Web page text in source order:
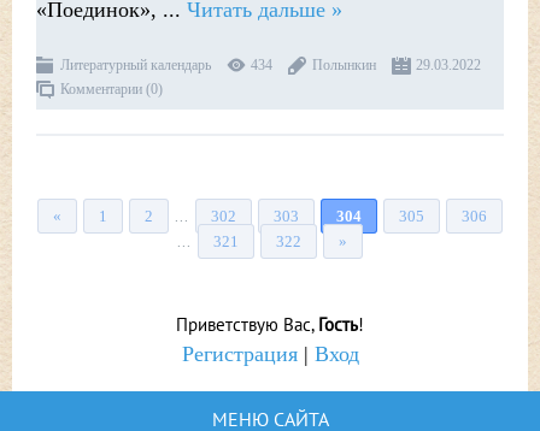
«Поединок», ... Читать дальше »
Литературный календарь 434 Полынкин
29.03.2022
Комментарии (0)
« 1 2 302 303 304 305 306
321 322 »
Приветствую Вас, Гость!
Регистрация| Вход
МЕНЮ САЙТА